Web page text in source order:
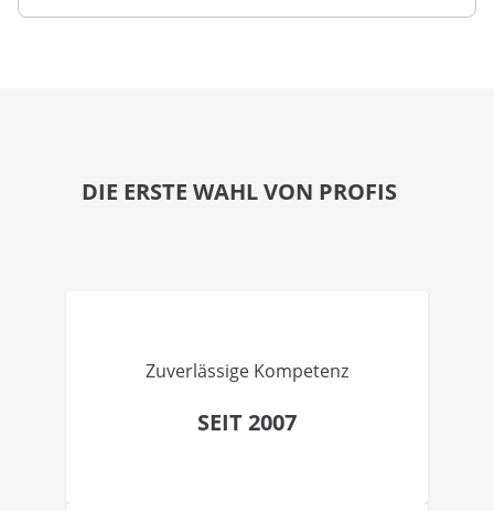
DIE ERSTE WAHL VON PROFIS
Zuverlässige Kompetenz
SEIT 2007